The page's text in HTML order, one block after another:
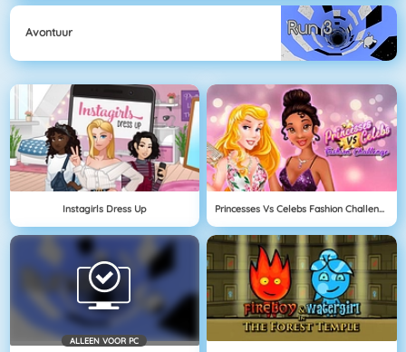
Avontuur
Instagirls Dress Up Princesses Vs Celebs Fashion Challenge
ALLEEN VOOR PC